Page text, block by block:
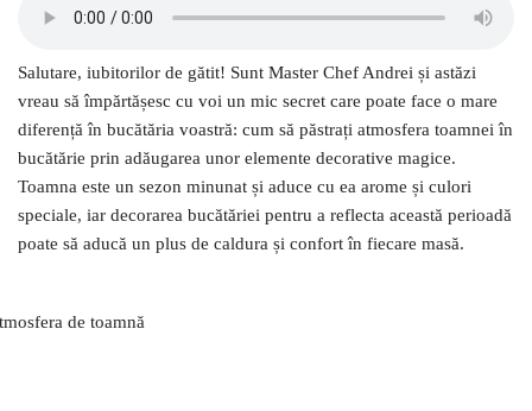
Salutare, iubitorilor de gătit! Sunt Master Chef Andrei și astăzi
vreau să împărtășesc cu voi un mic secret care poate face o mare
diferență în bucătăria voastră: cum să păstrați atmosfera toamnei în
bucătărie prin adăugarea unor elemente decorative magice.
Toamna este un sezon minunat și aduce cu ea arome și culori
speciale, iar decorarea bucătăriei pentru a reflecta această perioadă
poate să aducă un plus de caldura și confort în fiecare masă.